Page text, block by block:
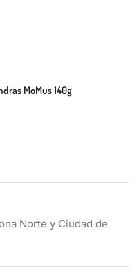
MoMus 140g
Norte y Ciudad de